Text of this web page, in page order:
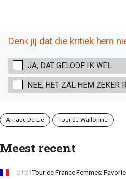
Denk jij dat die kritiek hem
JA, DAT GELOOF IK WEL
NEE, HET ZAL HEM ZEKER
Arnaud De Lie Tour de Wallonnie
Meest recent
Tour de France Femmes:
21:21